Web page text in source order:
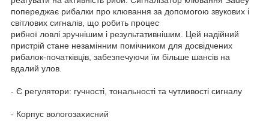
попереджає рибалки про клювання за допомогою звукових і
світлових сигналів, що робить процес
рибної ловлі зручнішим і результативнішим. Цей надійний
пристрій стане незамінним помічником для досвідчених
рибалок-початківців, забезпечуючи їм більше шансів на
вдалий улов.
- Є регулятори: гучності, тональності та чутливості сигналу
- Корпус вологозахисний